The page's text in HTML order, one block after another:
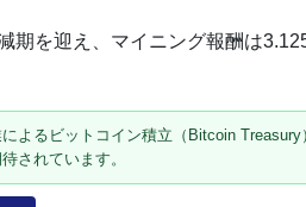
期を迎え、マイニング報酬は
よるビットコイン積立（Bitcoin
されています。